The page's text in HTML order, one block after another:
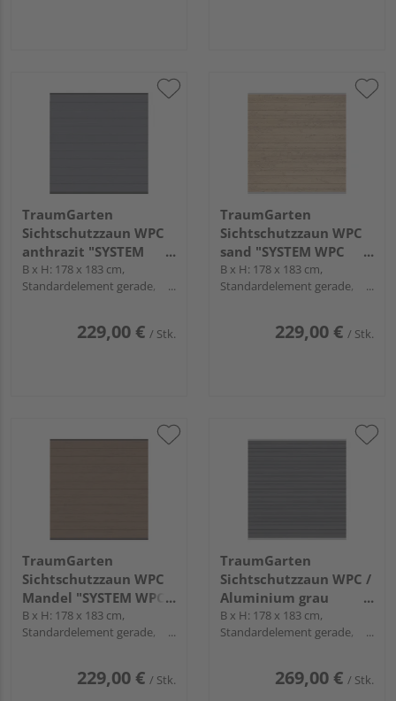
TraumGarten
Sichtschutzzaun WPC
anthrazit "SYSTEM
WPC CLASSIC"
B x H: 178 x 183 cm,
Standardelement gerade,
229,00 € / Stk.
TraumGarten
Sichtschutzzaun WPC
sand "SYSTEM WPC
CLASSIC"
B x H: 178 x 183 cm,
Standardelement gerade,
229,00 € / Stk.
TraumGarten
Sichtschutzzaun WPC
Mandel "SYSTEM WPC
CLASSIC"
B x H: 178 x 183 cm,
Standardelement gerade,
229,00 € / Stk.
TraumGarten
Sichtschutzzaun WPC /
Aluminium grau
"SYSTEM WPC
PLATINUM"
B x H: 178 x 183 cm,
Standardelement gerade,
269,00 € / Stk.